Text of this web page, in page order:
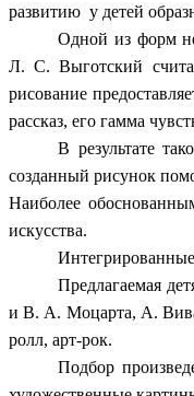
развитию у детей
Одной из форм
Л. С. Выготский
рисование
рассказ, его гамма
В результате
созданный рисунок
Наиболее
искусства.
Предлагаемая
и В. А. Моцарта, А.
ролл, арт-рок.
Подбор